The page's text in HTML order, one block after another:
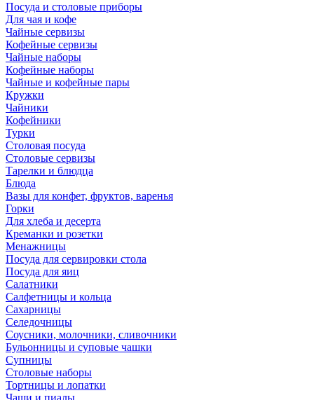
Посуда и столовые приборы
Для чая и кофе
Чайные сервизы
Кофейные сервизы
Чайные наборы
Кофейные наборы
Чайные и кофейные пары
Кружки
Чайники
Кофейники
Турки
Столовая посуда
Столовые сервизы
Тарелки и блюдца
Блюда
Вазы для конфет, фруктов, варенья
Горки
Для хлеба и десерта
Креманки и розетки
Менажницы
Посуда для сервировки стола
Посуда для яиц
Салатники
Салфетницы и кольца
Сахарницы
Селедочницы
Соусники, молочники, сливочники
Бульонницы и суповые чашки
Супницы
Столовые наборы
Тортницы и лопатки